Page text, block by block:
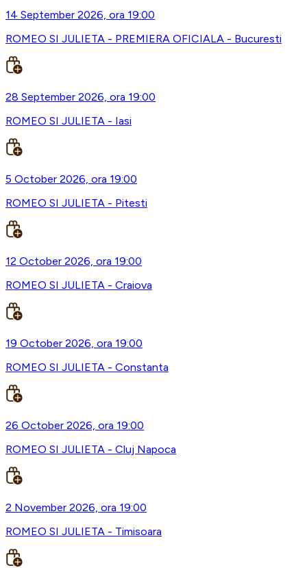
14 September 2026, ora 19:00
ROMEO SI JULIETA - PREMIERA OFICIALA - Bucuresti
28 September 2026, ora 19:00
ROMEO SI JULIETA - Iasi
5 October 2026, ora 19:00
ROMEO SI JULIETA - Pitesti
12 October 2026, ora 19:00
ROMEO SI JULIETA - Craiova
19 October 2026, ora 19:00
ROMEO SI JULIETA - Constanta
26 October 2026, ora 19:00
ROMEO SI JULIETA - Cluj Napoca
2 November 2026, ora 19:00
ROMEO SI JULIETA - Timisoara